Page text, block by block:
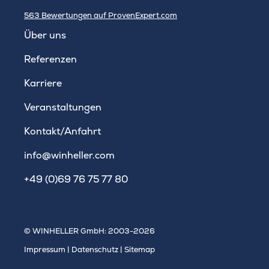
563 Bewertungen auf ProvenExpert.com
Über uns
Referenzen
Karriere
Veranstaltungen
Kontakt/Anfahrt
info@winheller.com
+49 (0)69 76 75 77 80
© WINHELLER GmbH: 2003-2026
Impressum | Datenschutz | Sitemap